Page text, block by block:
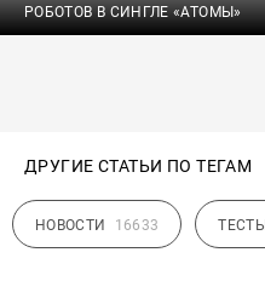
РОБОТОВ В СИНГЛЕ «АТОМЫ»
ДРУГИЕ СТАТЬИ ПО ТЕГАМ
НОВОСТИ 16633 ТЕСТЫ